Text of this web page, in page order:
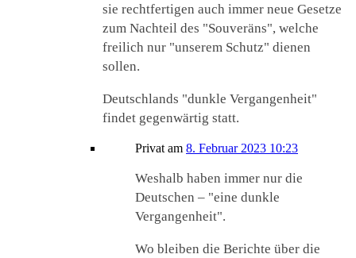
sie rechtfertigen auch immer neue Gesetze
zum Nachteil des "Souveräns", welche
freilich nur "unserem Schutz" dienen
sollen.
Deutschlands "dunkle Vergangenheit"
findet gegenwärtig statt.
Privat am 8. Februar 2023 10:23
Weshalb haben immer nur die
Deutschen – "eine dunkle
Vergangenheit".
Wo bleiben die Berichte über die